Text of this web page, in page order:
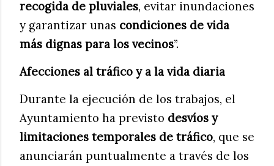
recogida de pluviales, evitar inundaciones
y garantizar unas condiciones de vida
más dignas para los vecinos”.
Afecciones al tráfico y a la vida diaria
Durante la ejecución de los trabajos, el
Ayuntamiento ha previsto desvíos y
limitaciones temporales de tráfico, que se
anunciarán puntualmente a través de los